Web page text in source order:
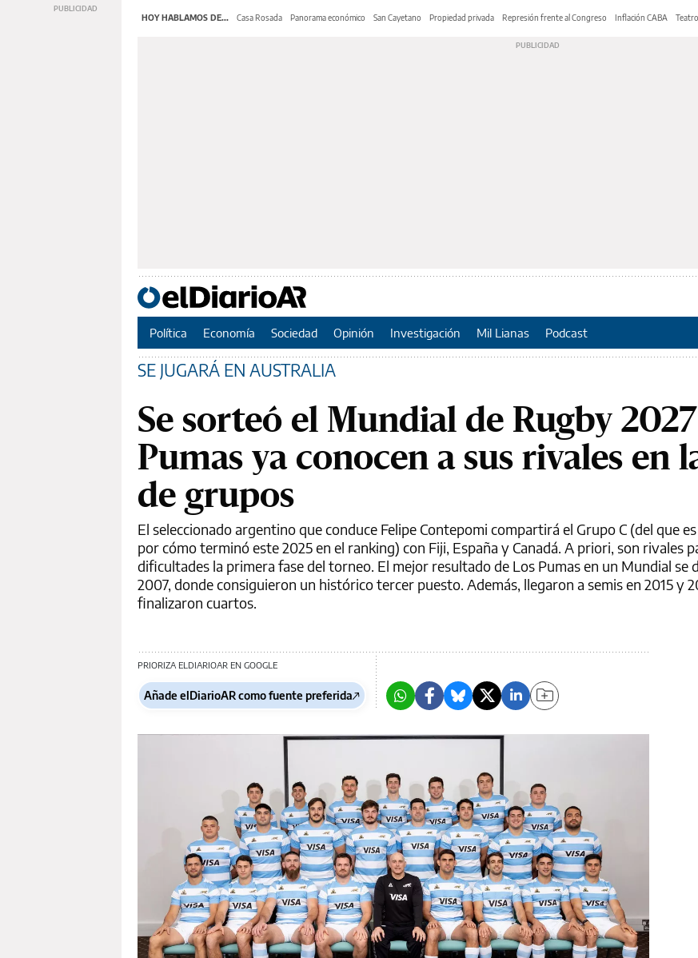
HOY HABLAMOS DE... Casa Rosada Panorama económico San Cayetano Propiedad privada Represión frente al Congreso Inflación CABA Teatro
Política Economía Sociedad Opinión Investigación Mil Lianas Podcast
SE JUGARÁ EN AUSTRALIA
Se sorteó el Mundial de Rugby
Pumas ya conocen a sus rivales en
de grupos
El seleccionado argentino que conduce Felipe Contepomi compartirá el Grupo C (del que
por cómo terminó este 2025 en el ranking) con Fiji, España y Canadá. A priori, son rivales
dificultades la primera fase del torneo. El mejor resultado de Los Pumas en un Mundial se
2007, donde consiguieron un histórico tercer puesto. Además, llegaron a semis en 2015 y
finalizaron cuartos.
PRIORIZA ELDIARIOAR EN GOOGLE
Añade elDiarioAR como fuente preferida